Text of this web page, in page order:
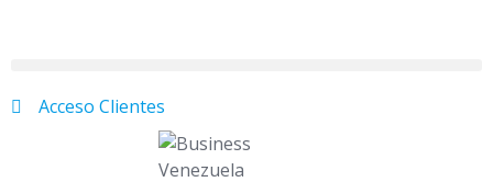
Acceso Clientes